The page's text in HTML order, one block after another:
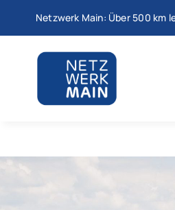
Netzwerk Main: Über 500 km